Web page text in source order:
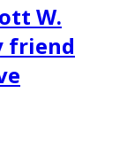
W.
friend